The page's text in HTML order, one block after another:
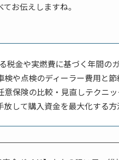
お伝えしますね。
税金や実燃費に基づく年間の
や点検のディーラー費用と
保険の比較・見直しテクニッ
して購入資金を最大化する方